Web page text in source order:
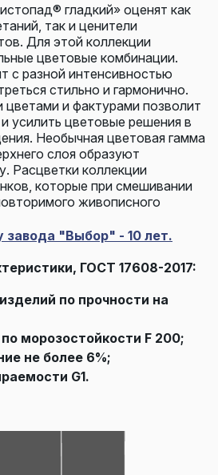
гладкий» оценят как
так и ценители
Для этой коллекции
цветовые комбинации.
с разной интенсивностью
стильно и гармонично.
цветами и фактурами позволит
усилить цветовые решения в
Необычная цветовая гамма
слоя образуют
Расцветки коллекции
которые при смешивании
живописного
завода "Выбор" - 10 лет.
ГОСТ 17608-2017:
по прочности на
морозостойкости F 200;
не более 6%;
G1.